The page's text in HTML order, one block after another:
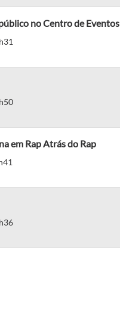
no Centro de Eventos
em Rap Atrás do Rap